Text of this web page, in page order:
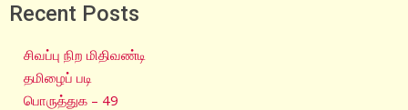
Recent Posts
சிவப்பு நிற மிதிவண்டி
தமிழைப் படி
பொருத்துக – 49